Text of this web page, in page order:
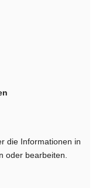
die Informationen in
oder bearbeiten.